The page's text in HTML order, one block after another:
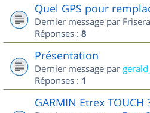
Quel GPS pour
Dernier message par
Réponses : 8
Présentation
Dernier message par
Réponses : 1
GARMIN Etrex TOUCH